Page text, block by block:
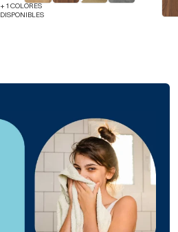
+ 1 COLORES
DISPONIBLES